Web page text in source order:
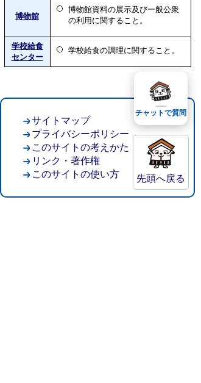
博物館
博物館資料の展示及び一般公衆
の利用に関すること。
学校給食
センター
学校給食の調理に関すること。
先頭へ戻る
サイトマップ
プライバシーポリシー
このサイトの考えかた
リンク・著作権
このサイトの使い方
チャットで質問